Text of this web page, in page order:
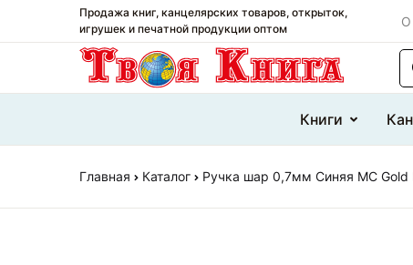
Продажа книг, канцелярских товаров, открыток,
игрушек и печатной продукции оптом
О
Книги
Главная Каталог Ручка шар 0,7мм Синяя MC Gold